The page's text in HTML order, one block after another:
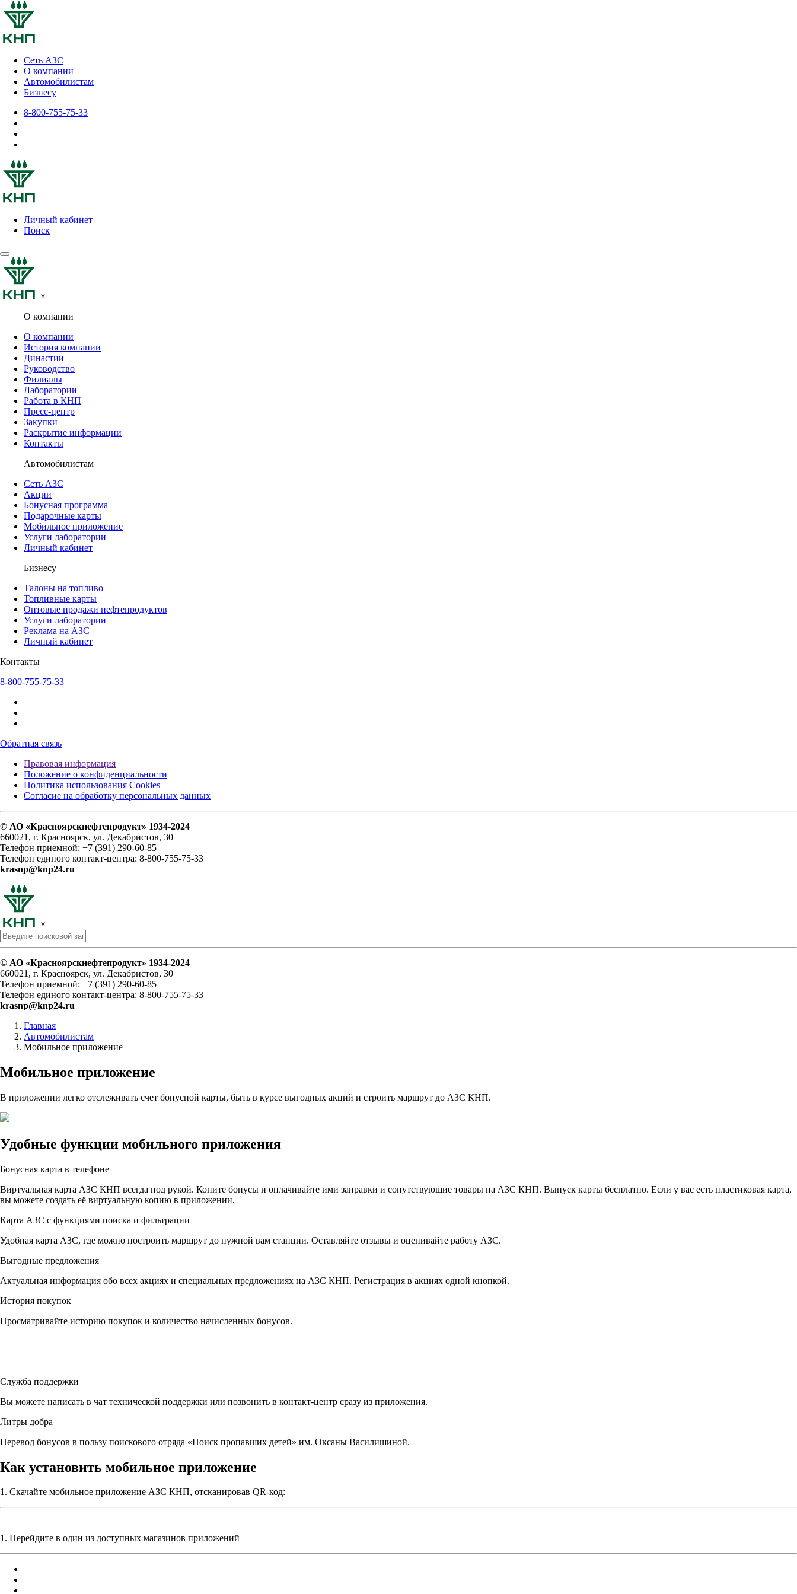
Сеть АЗС
О компании
Автомобилистам
Бизнесу
8-800-755-75-33
Личный кабинет
Поиск
×
О компании
О компании
История компании
Династии
Руководство
Филиалы
Лаборатории
Работа в КНП
Пресс-центр
Закупки
Раскрытие информации
Контакты
Автомобилистам
Сеть АЗС
Акции
Бонусная программа
Подарочные карты
Мобильное приложение
Услуги лаборатории
Личный кабинет
Бизнесу
Талоны на топливо
Топливные карты
Оптовые продажи нефтепродуктов
Услуги лаборатории
Реклама на АЗС
Личный кабинет
Контакты
8-800-755-75-33
Обратная связь
Правовая информация
Положение о конфиденциальности
Политика использования Cookies
Согласие на обработку персональных данных
© АО «Красноярскнефтепродукт» 1934-2024
660021, г. Красноярск, ул. Декабристов, 30
Телефон приемной: +7 (391) 290-60-85
Телефон единого контакт-центра: 8-800-755-75-33
krasnp@knp24.ru
×
© АО «Красноярскнефтепродукт» 1934-2024
660021, г. Красноярск, ул. Декабристов, 30
Телефон приемной: +7 (391) 290-60-85
Телефон единого контакт-центра: 8-800-755-75-33
krasnp@knp24.ru
Главная
Автомобилистам
Мобильное приложение
Мобильное приложение
В приложении легко отслеживать счет бонусной карты, быть в курсе выгодных акций и строить маршрут до АЗС КНП.
Удобные функции мобильного приложения
Бонусная карта в телефоне
Виртуальная карта АЗС КНП всегда под рукой. Копите бонусы и оплачивайте ими заправки и сопутствующие товары на АЗС КНП. Выпуск карты бесплатно. Если у вас есть пластиковая карта,
вы можете создать её виртуальную копию в приложении.
Карта АЗС с функциями поиска и фильтрации
Удобная карта АЗС, где можно построить маршрут до нужной вам станции. Оставляйте отзывы и оценивайте работу АЗС.
Выгодные предложения
Актуальная информация обо всех акциях и специальных предложениях на АЗС КНП. Регистрация в акциях одной кнопкой.
История покупок
Просматривайте историю покупок и количество начисленных бонусов.
Служба поддержки
Вы можете написать в чат технической поддержки или позвонить в контакт-центр сразу из приложения.
Литры добра
Перевод бонусов в пользу поискового отряда «Поиск пропавших детей» им. Оксаны Василишиной.
Как установить мобильное приложение
1. Скачайте мобильное приложение АЗС КНП, отсканировав QR-код:
1. Перейдите в один из доступных магазинов приложений